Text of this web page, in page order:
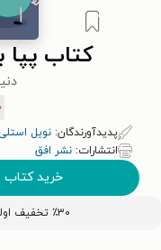
کتاب پپا
پدیدآورندگان: نویل استلی
انتشارات: نشر افق
خرید کتاب
٪۳۰ تخفیف اولین خرید کتاب با کد